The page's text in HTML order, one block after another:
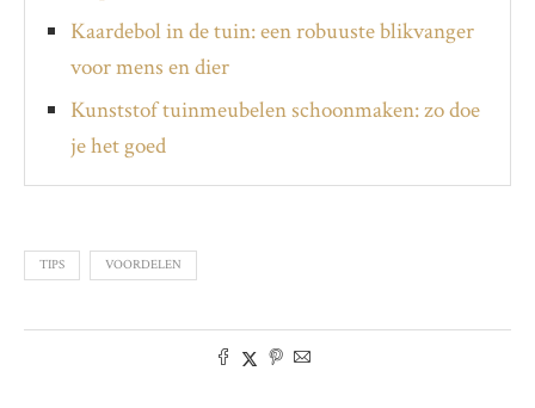
Kaardebol in de tuin: een robuuste blikvanger
voor mens en dier
Kunststof tuinmeubelen schoonmaken: zo doe
je het goed
TIPS VOORDELEN